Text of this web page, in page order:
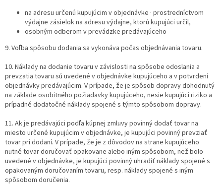
na adresu určenú kupujúcim v objednávke · prostredníctvom
výdajne zásielok na adresu výdajne, ktorú kupujúci určil,
osobným odberom v prevádzke predávajúceho
9. Voľba spôsobu dodania sa vykonáva počas objednávania tovaru.
10. Náklady na dodanie tovaru v závislosti na spôsobe odoslania a
prevzatia tovaru sú uvedené v objednávke kupujúceho a v potvrdení
objednávky predávajúcim. V prípade, že je spôsob dopravy dohodnutý
na základe osobitného požiadavky kupujúceho, nesie kupujúci riziko a
prípadné dodatočné náklady spojené s týmto spôsobom dopravy.
11. Ak je predávajúci podľa kúpnej zmluvy povinný dodať tovar na
miesto určené kupujúcim v objednávke, je kupujúci povinný prevziať
tovar pri dodaní. V prípade, že je z dôvodov na strane kupujúceho
nutné tovar doručovať opakovane alebo iným spôsobom, než bolo
uvedené v objednávke, je kupujúci povinný uhradiť náklady spojené s
opakovaným doručovaním tovaru, resp. náklady spojené s iným
spôsobom doručenia.